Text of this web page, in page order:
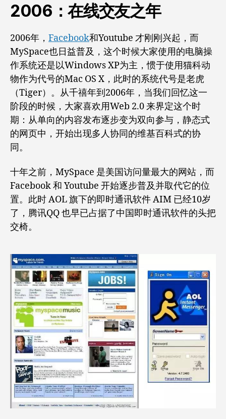
2006：在线交友之年
2006年， Facebook和Youtube 才刚刚兴起，而
MySpace也日益普及，这个时候大家使用的电脑操
作系统还是以Windows XP为主，惯于使用猫科动
物作为代号的Mac OS X，此时的系统代号是老虎
（Tiger）。从千禧年到2006年，当我们回忆这一
阶段的时候，大家喜欢用Web 2.0 来界定这个时
期：从单向的内容发布逐步变为双向参与，静态式
的网页中，开始出现多人协同的维基百科式的协
同。
十年之前，MySpace 是美国访问量最大的网站，而
Facebook 和 Youtube 开始逐步普及并取代它的位
置。此时 AOL 旗下的即时通讯软件 AIM 已经10岁
了，腾讯QQ 也早已占据了中国即时通讯软件的头把
交椅。